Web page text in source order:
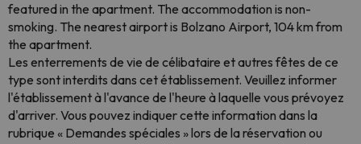
featured in the apartment. The accommodation is non-
smoking. The nearest airport is Bolzano Airport, 104 km from
the apartment.
Les enterrements de vie de célibataire et autres fêtes de ce
type sont interdits dans cet établissement. Veuillez informer
l'établissement à l'avance de l'heure à laquelle vous prévoyez
d'arriver. Vous pouvez indiquer cette information dans la
rubrique « Demandes spéciales » lors de la réservation ou